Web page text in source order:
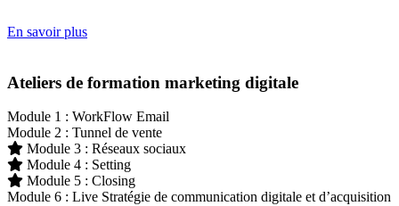
En savoir plus
Ateliers de formation marketing digitale
Module 1 : WorkFlow Email
Module 2 : Tunnel de vente
Module 3 : Réseaux sociaux
Module 4 : Setting
Module 5 : Closing
Module 6 : Live Stratégie de communication digitale et d’acquisition